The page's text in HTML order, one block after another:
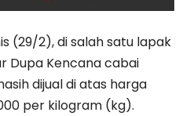
(29/2), di salah satu lapak
Dupa Kencana cabai
dijual di atas harga
per kilogram (kg).